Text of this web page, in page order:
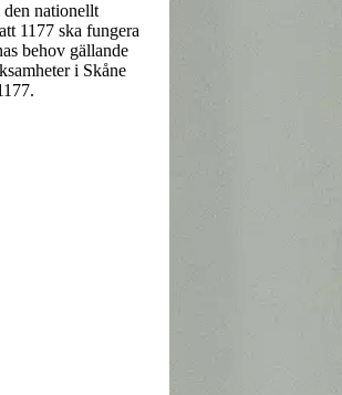
den nationellt
1177 ska fungera
behov gällande
i Skåne